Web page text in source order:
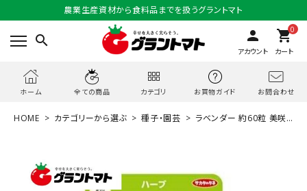
農業生産資材から食料品までを扱うグラントマト
search person
アカウント
0
shopping_cart
カート
ホーム 全ての商品 カテゴリ お買物ガイド お問合わせ
HOME カテゴリーから選ぶ 種子・園芸
ラベンダー 約60粒 美咲